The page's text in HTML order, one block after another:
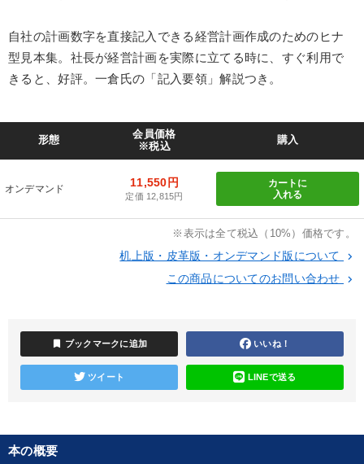
自社の計画数字を直接記入できる経営計画作成のためのヒナ
型見本集。社長が経営計画を実際に立てる時に、すぐ利用で
きると、好評。一倉氏の「記入要領」解説つき。
形態
会員価格
※税込
購入
オンデマンド 11,550円
定価 12,815円
カートに
入れる
※表示は全て税込（10%）価格です。
机上版・皮革版・オンデマンド版について keyboard_arrow_right
この商品についてのお問い合わせ keyboard_arrow_right
bookmark ブックマークに追加 いいね！
ツイート LINEで送る
本の概要